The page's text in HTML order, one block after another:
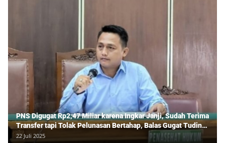
PNS Digugat Rp2,47 Miliar karena Ingkar Janji, Sudah Terima
Transfer tapi Tolak Pelunasan Bertahap, Balas Gugat Tuding
Lawan Tipu Rp850 Juta
22 Juli 2025